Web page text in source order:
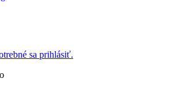
sa prihlásiť.